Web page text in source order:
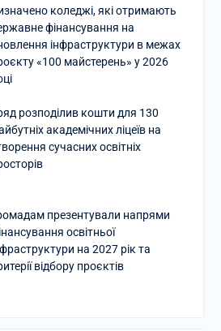
коледжі, які отримають
фінансування на
інфраструктури в межах
«100 майстерень» у 2026
розподілив кошти для 130
академічних ліцеїв на
сучасних освітніх
презентували напрями
освітньої
на 2027 рік та
відбору проєктів